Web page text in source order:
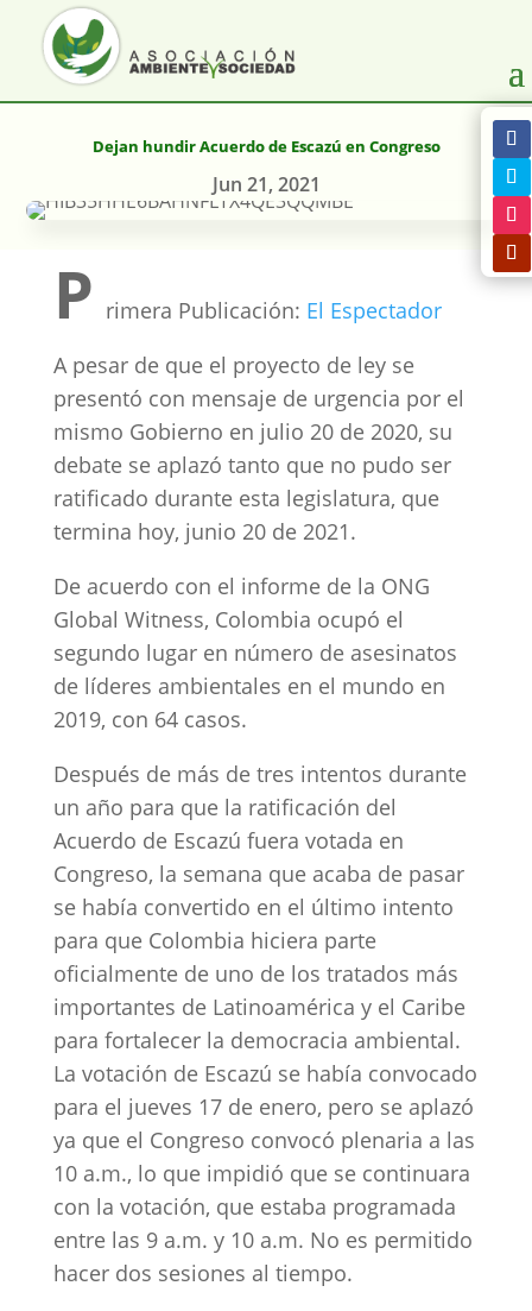
Dejan hundir Acuerdo de Escazú en Congreso
Jun 21, 2021
P rimera Publicación: El Espectador
A pesar de que el proyecto de ley se
presentó con mensaje de urgencia por el
mismo Gobierno en julio 20 de 2020, su
debate se aplazó tanto que no pudo ser
ratificado durante esta legislatura, que
termina hoy, junio 20 de 2021.
De acuerdo con el informe de la ONG
Global Witness, Colombia ocupó el
segundo lugar en número de asesinatos
de líderes ambientales en el mundo en
2019, con 64 casos.
Después de más de tres intentos durante
un año para que la ratificación del
Acuerdo de Escazú fuera votada en
Congreso, la semana que acaba de pasar
se había convertido en el último intento
para que Colombia hiciera parte
oficialmente de uno de los tratados más
importantes de Latinoamérica y el Caribe
para fortalecer la democracia ambiental.
La votación de Escazú se había convocado
para el jueves 17 de enero, pero se aplazó
ya que el Congreso convocó plenaria a las
10 a.m., lo que impidió que se continuara
con la votación, que estaba programada
entre las 9 a.m. y 10 a.m. No es permitido
hacer dos sesiones al tiempo.